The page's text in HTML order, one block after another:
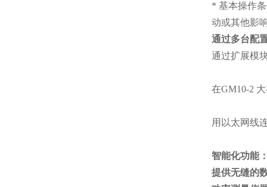
* 基本操作条
动或其他影
通过多台配
通过扩展模
在GM10-2
用以太网线
智能化功能
提供无缝的